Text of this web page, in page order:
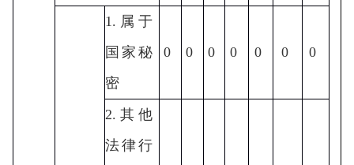
1.属于
国家秘
密
0 0 0 0 0 0 0
2.其他
法律行